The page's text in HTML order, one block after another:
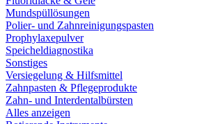
Mundspüllösungen
Polier- und Zahnreinigungspasten
Prophylaxepulver
Speicheldiagnostika
Sonstiges
Versiegelung & Hilfsmittel
Zahnpasten & Pflegeprodukte
Zahn- und Interdentalbürsten
Alles anzeigen